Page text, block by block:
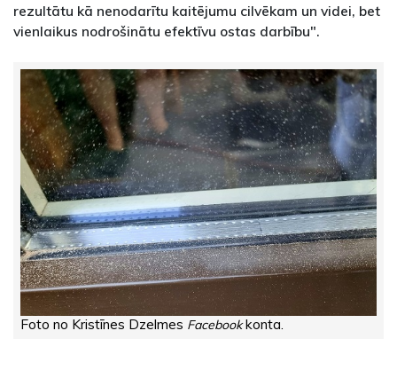
rezultātu kā nenodarītu kaitējumu cilvēkam un videi, bet
vienlaikus nodrošinātu efektīvu ostas darbību".
Foto no Kristīnes Dzelmes Facebookkonta.